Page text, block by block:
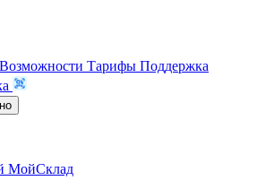
Возможности Тарифы Поддержка
МойСклад